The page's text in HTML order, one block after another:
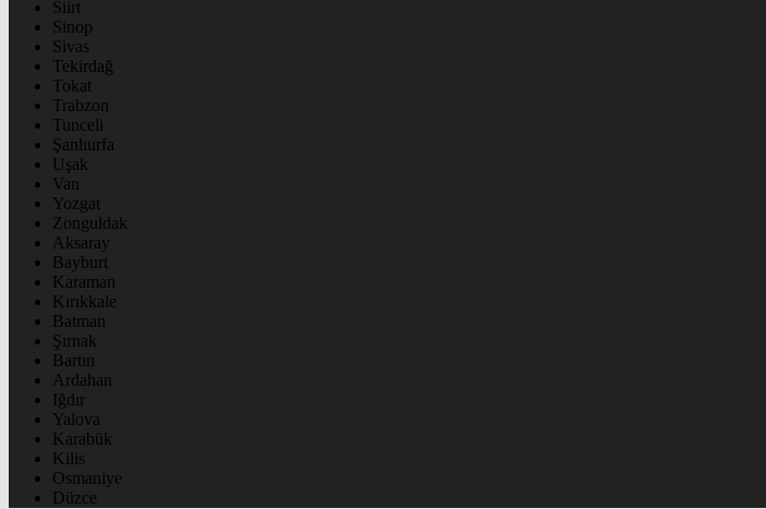
Siirt
Sinop
Sivas
Tekirdağ
Tokat
Trabzon
Tunceli
Şanlıurfa
Uşak
Van
Yozgat
Zonguldak
Aksaray
Bayburt
Karaman
Kırıkkale
Batman
Şırnak
Bartın
Ardahan
Iğdır
Yalova
Karabük
Kilis
Osmaniye
Düzce